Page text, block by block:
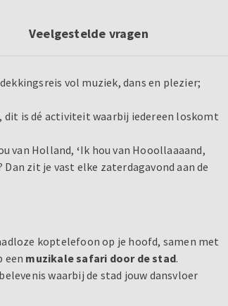
Veelgestelde vragen
vol muziek, dans en plezier;
dit is dé activiteit waarbij iedereen loskomt
van Holland, ‘Ik hou van Hooollaaaand,
zit je vast elke zaterdagavond aan de
koptelefoon op je hoofd, samen met
een muzikale safari door de stad.
waarbij de stad jouw dansvloer